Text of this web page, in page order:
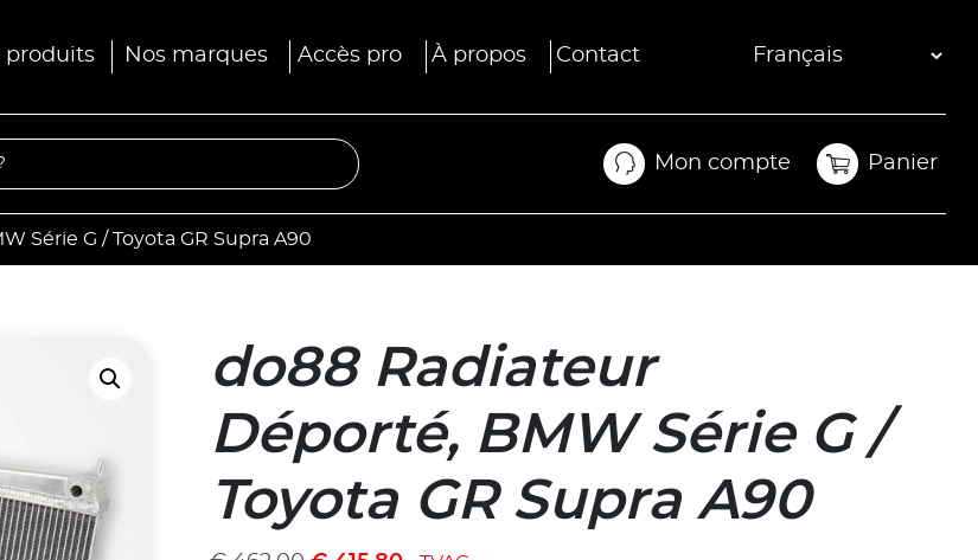
produits Nos marques Accès pro À propos Contact
Mon compte
Mon compte
Panier
Panier
Série G / Toyota GR Supra A90
do88 Radiateur
Déporté, BMW Série G /
Toyota GR Supra A90